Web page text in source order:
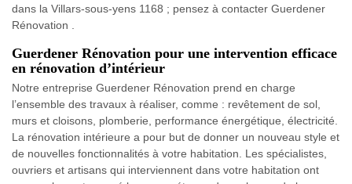
dans la Villars-sous-yens 1168 ; pensez à contacter Guerdener
Rénovation .
Guerdener Rénovation pour une intervention efficace
en rénovation d’intérieur
Notre entreprise Guerdener Rénovation prend en charge
l’ensemble des travaux à réaliser, comme : revêtement de sol,
murs et cloisons, plomberie, performance énergétique, électricité.
La rénovation intérieure a pour but de donner un nouveau style et
de nouvelles fonctionnalités à votre habitation. Les spécialistes,
ouvriers et artisans qui interviennent dans votre habitation ont